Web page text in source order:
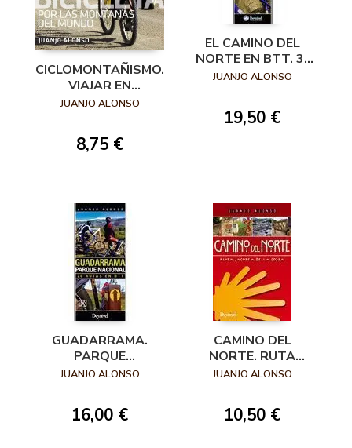
CICLOMONTAÑISMO.
VIAJAR EN
BICICLETA POR LAS
JUANJO ALONSO
8,75 €
EL CAMINO DEL
NORTE EN BTT. 3ª
ED. ACTUALIZADA
JUANJO ALONSO
19,50 €
GUADARRAMA.
PARQUE
NACIONAL. 20
JUANJO ALONSO
16,00 €
CAMINO DEL
NORTE. RUTA
JACOBEA DE LA
JUANJO ALONSO
10,50 €